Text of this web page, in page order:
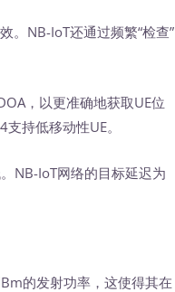
NB-IoT还通过频繁“检查”
，以更准确地获取UE位
持低移动性UE。
NB-IoT网络的目标延迟为
的发射功率，这使得其在